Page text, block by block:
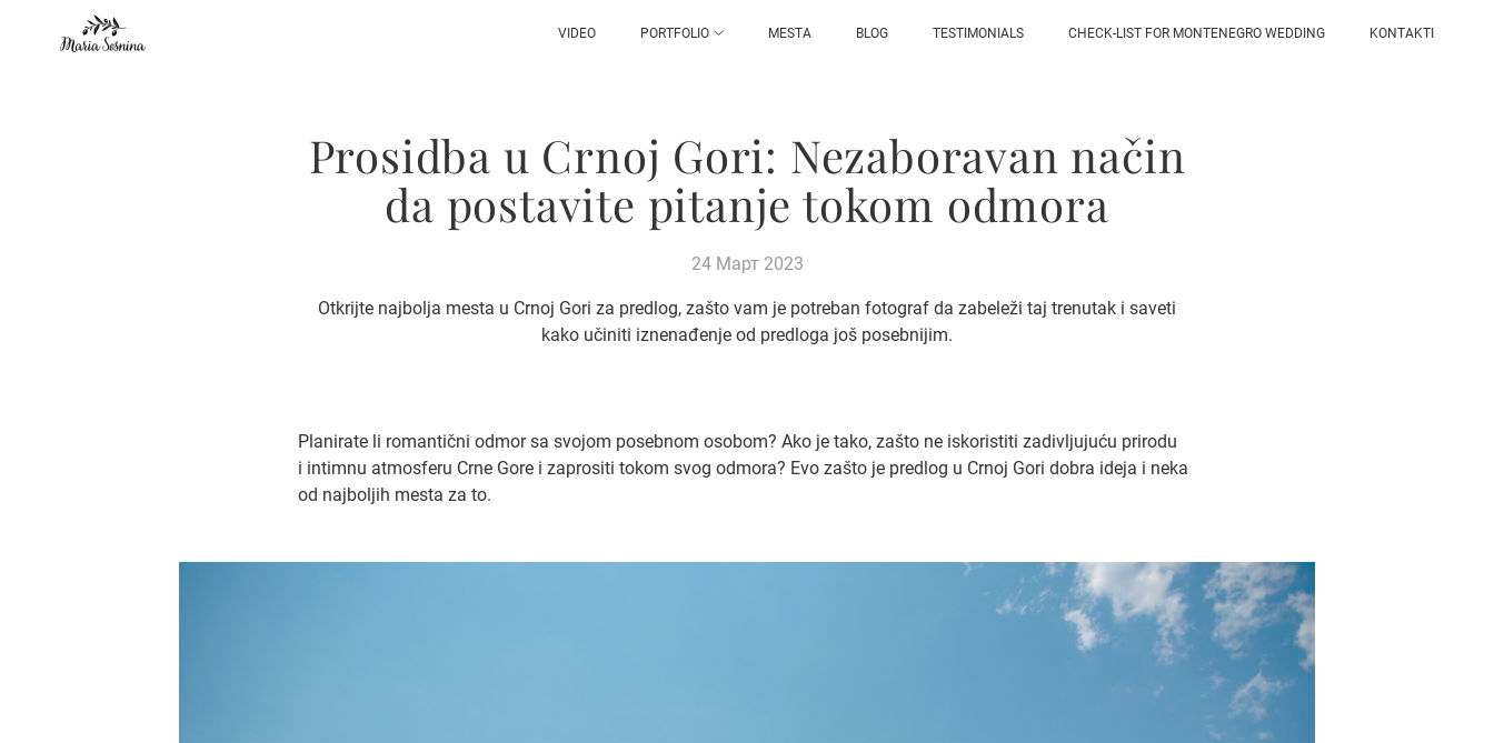
VIDEO PORTFOLIO MESTA BLOG TESTIMONIALS CHECK-LIST FOR MONTENEGRO WEDDING KONTAKTI
Prosidba u Crnoj Gori: Nezaboravan način
da postavite pitanje tokom odmora
24 Март 2023
Otkrijte najbolja mesta u Crnoj Gori za predlog, zašto vam je potreban fotograf da zabeleži taj trenutak i saveti
kako učiniti iznenađenje od predloga još posebnijim.
Planirate li romantični odmor sa svojom posebnom osobom? Ako je tako, zašto ne iskoristiti zadivljujuću prirodu
i intimnu atmosferu Crne Gore i zaprositi tokom svog odmora? Evo zašto je predlog u Crnoj Gori dobra ideja i neka
od najboljih mesta za to.